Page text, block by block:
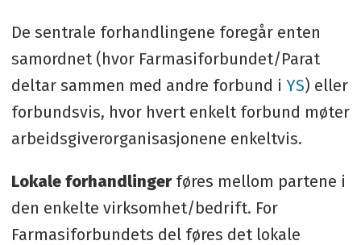
De sentrale forhandlingene foregår enten
samordnet (hvor Farmasiforbundet/Parat
deltar sammen med andre forbund i YS) eller
forbundsvis, hvor hvert enkelt forbund møter
arbeidsgiverorganisasjonene enkeltvis.
Lokale forhandlingerføres mellom partene i
den enkelte virksomhet/bedrift. For
Farmasiforbundets del føres det lokale